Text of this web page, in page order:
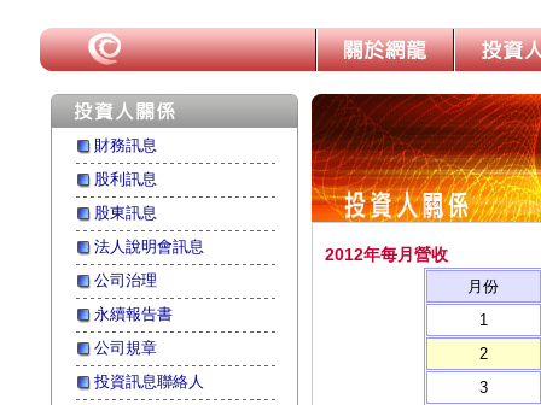
財務訊息
股利訊息
股東訊息
法人說明會訊息
公司治理
永續報告書
公司規章
投資訊息聯絡人
2012年每月營收
月份
1
2
3